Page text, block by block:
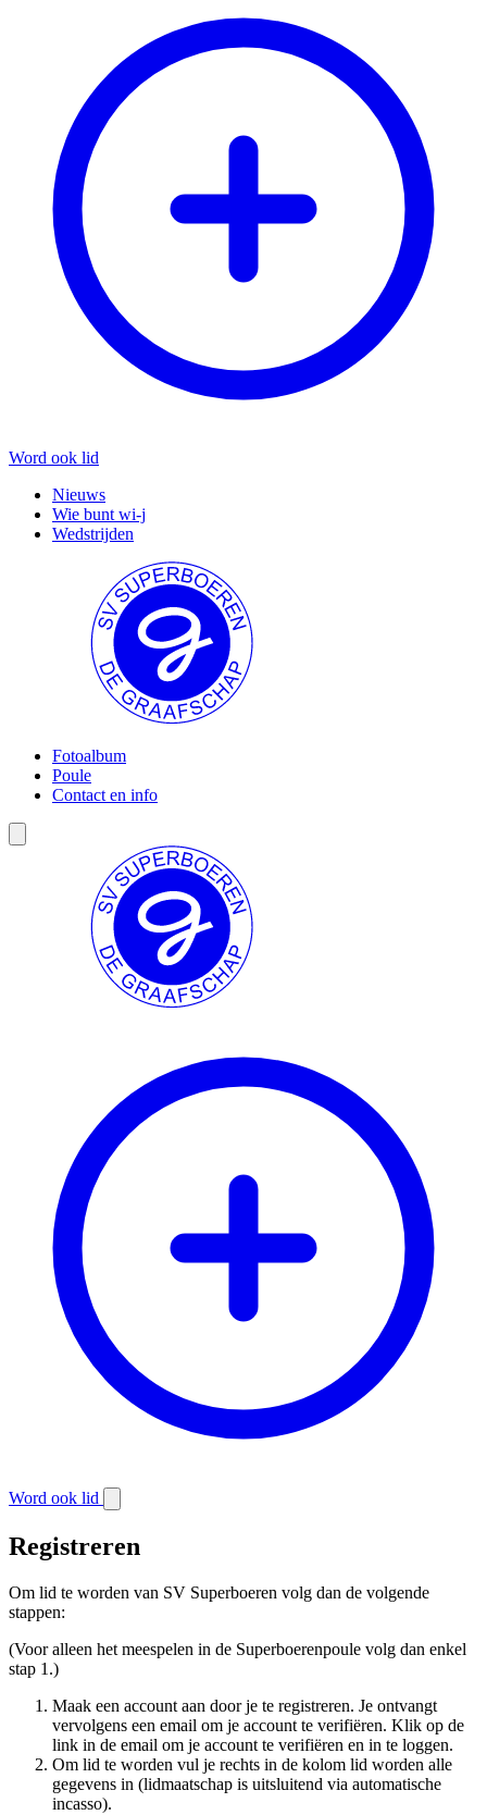
Word ook lid
Nieuws
Wie bunt wi-j
Wedstrijden
Fotoalbum
Poule
Contact en info
Word ook lid
Registreren
Om lid te worden van SV Superboeren volg dan de volgende
stappen:
(Voor alleen het meespelen in de Superboerenpoule volg dan enkel
stap 1.)
Maak een account aan door je te registreren. Je ontvangt
vervolgens een email om je account te verifiëren. Klik op de
link in de email om je account te verifiëren en in te loggen.
Om lid te worden vul je rechts in de kolom lid worden alle
gegevens in (lidmaatschap is uitsluitend via automatische
incasso).